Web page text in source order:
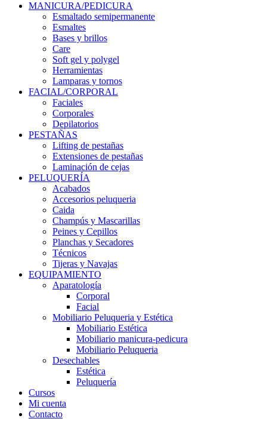
MANICURA/PEDICURA
Esmaltado semipermanente
Esmaltes
Bases y brillos
Care
Soft gel y polygel
Herramientas
Lamparas y tornos
FACIAL/CORPORAL
Faciales
Corporales
Depilatorios
PESTAÑAS
Lifting de pestañas
Extensiones de pestañas
Laminación de cejas
PELUQUERÍA
Acabados
Accesorios peluqueria
Caida
Champús y Mascarillas
Peines y Cepillos
Planchas y Secadores
Técnicos
Tijeras y Navajas
EQUIPAMIENTO
Aparatología
Corporal
Facial
Mobiliario Peluqueria y Estética
Mobiliario Estética
Mobiliario manicura-pedicura
Mobiliario Peluqueria
Desechables
Estética
Peluquería
Cursos
Mi cuenta
Contacto